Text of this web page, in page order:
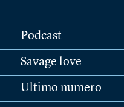
Podcast
Savage love
Ultimo numero